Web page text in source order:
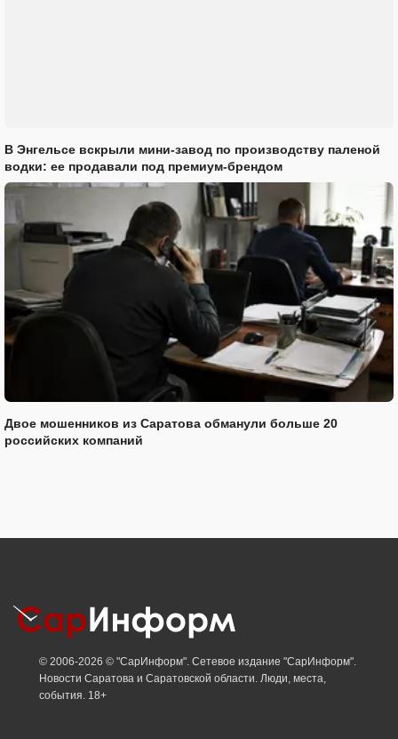
В Энгельсе вскрыли мини-завод по производству паленой
водки: ее продавали под премиум-брендом
Двое мошенников из Саратова обманули больше 20
российских компаний
© 2006-2026 © "СарИнформ". Сетевое издание "СарИнформ".
Новости Саратова и Саратовской области. Люди, места,
события. 18+